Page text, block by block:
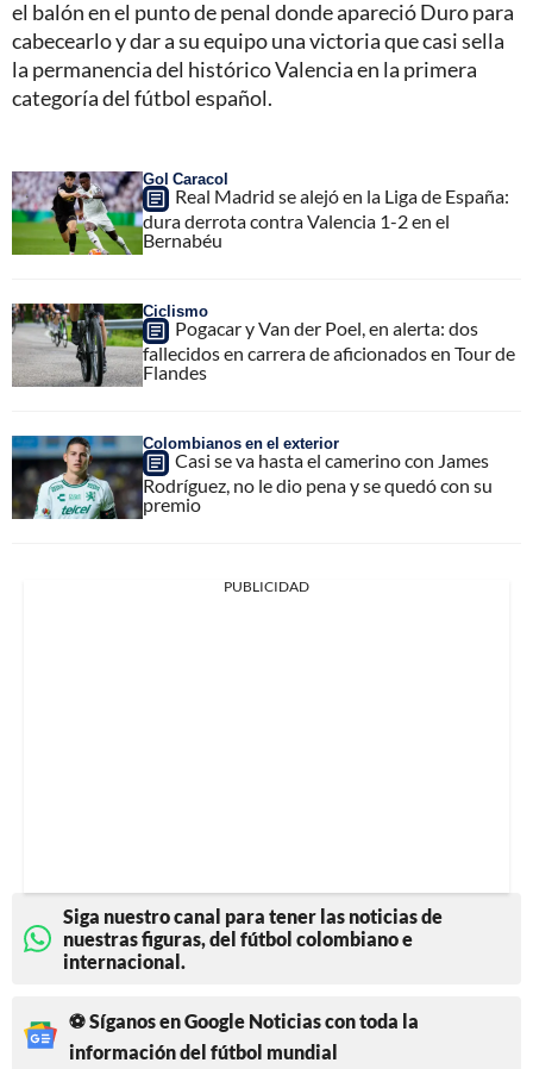
el balón en el punto de penal donde apareció Duro para
cabecearlo y dar a su equipo una victoria que casi sella
la permanencia del histórico Valencia en la primera
categoría del fútbol español.
Gol Caracol
Real Madrid se alejó en la Liga de España:
dura derrota contra Valencia 1-2 en el
Bernabéu
Ciclismo
Pogacar y Van der Poel, en alerta: dos
fallecidos en carrera de aficionados en Tour de
Flandes
Colombianos en el exterior
Casi se va hasta el camerino con James
Rodríguez, no le dio pena y se quedó con su
premio
PUBLICIDAD
Siga nuestro canal para tener las noticias de
nuestras figuras, del fútbol colombiano e
internacional.
⚽ Síganos en Google Noticias con toda la
información del fútbol mundial